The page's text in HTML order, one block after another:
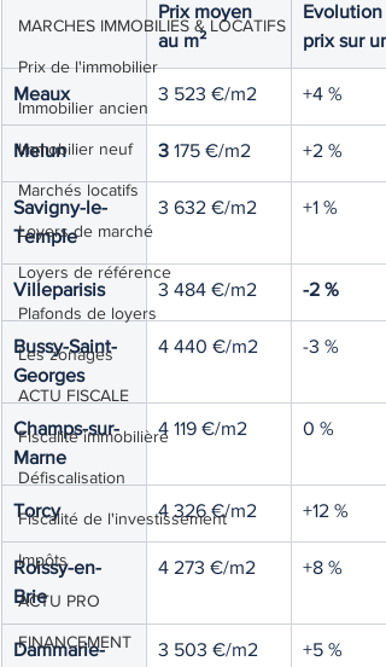
MARCHES IMMOBILIES & LOCATIFS
Prix de l'immobilier
Immobilier ancien
Immobilier neuf
Marchés locatifs
Loyers de marché
Loyers de référence
Plafonds de loyers
Les zonages
ACTU FISCALE
Fiscalité immobilière
Défiscalisation
Fiscalité de l'investissement
Impôts
ACTU PRO
FINANCEMENT
Prix moyen
au m²
Evolution
prix sur un
Meaux 3 523 €/m2 +4 %
Melun 3 175 €/m2 +2 %
Savigny-le-
Temple
3 632 €/m2 +1 %
Villeparisis 3 484 €/m2 -2 %
Bussy-Saint-
Georges
4 440 €/m2 -3 %
Champs-sur-
Marne
4 119 €/m2 0 %
Torcy 4 326 €/m2 +12 %
Roissy-en-
Brie
4 273 €/m2 +8 %
Dammarie-
3 503 €/m2 +5 %